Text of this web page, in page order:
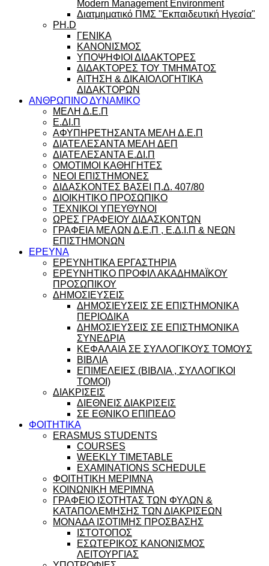
Modern Management Environment
Διατμηματικό ΠΜΣ "Εκπαιδευτική Ηγεσία"
PH.D
ΓΕΝΙΚΑ
ΚΑΝΟΝΙΣΜΟΣ
ΥΠΟΨΗΦΙΟΙ ΔΙΔΑΚΤΟΡΕΣ
ΔΙΔΑΚΤΟΡΕΣ ΤΟΥ ΤΜΗΜΑΤΟΣ
ΑΙΤΗΣΗ & ΔΙΚΑΙΟΛΟΓΗΤΙΚΑ
ΔΙΔΑΚΤΟΡΩΝ
ΑΝΘΡΩΠΙΝΟ ΔΥΝΑΜΙΚΟ
ΜΕΛΗ Δ.Ε.Π
Ε.ΔΙ.Π
ΑΦΥΠΗΡΕΤΗΣΑΝΤΑ ΜΕΛΗ Δ.Ε.Π
ΔΙΑΤΕΛΕΣΑΝΤΑ ΜΕΛΗ ΔΕΠ
ΔΙΑΤΕΛΕΣΑΝΤΑ Ε.ΔΙ.Π
ΟΜΟΤΙΜΟΙ ΚΑΘΗΓΗΤΕΣ
ΝΕΟΙ ΕΠΙΣΤΗΜΟΝΕΣ
ΔΙΔΑΣΚΟΝΤΕΣ ΒΑΣΕΙ Π.Δ. 407/80
ΔΙΟΙΚΗΤΙΚΟ ΠΡΟΣΩΠΙΚΟ
ΤΕΧΝΙΚΟΙ ΥΠΕΥΘΥΝΟΙ
ΩΡΕΣ ΓΡΑΦΕΙΟΥ ΔΙΔΑΣΚΟΝΤΩΝ
ΓΡΑΦΕΙΑ ΜΕΛΩΝ Δ.Ε.Π , Ε.Δ.Ι.Π & ΝΕΩΝ
ΕΠΙΣΤΗΜΟΝΩΝ
ΕΡΕΥΝΑ
ΕΡΕΥΝΗΤΙΚΑ ΕΡΓΑΣΤΗΡΙΑ
ΕΡΕΥΝΗΤΙΚΟ ΠΡΟΦΙΛ ΑΚΑΔΗΜΑΪΚΟΥ
ΠΡΟΣΩΠΙΚΟΥ
ΔΗΜΟΣΙΕΥΣΕΙΣ
ΔΗΜΟΣΙΕΥΣΕΙΣ ΣΕ ΕΠΙΣΤΗΜΟΝΙΚΑ
ΠΕΡΙΟΔΙΚΑ
ΔΗΜΟΣΙΕΥΣΕΙΣ ΣΕ ΕΠΙΣΤΗΜΟΝΙΚΑ
ΣΥΝΕΔΡΙΑ
ΚΕΦΑΛΑΙΑ ΣΕ ΣΥΛΛΟΓΙΚΟΥΣ ΤΟΜΟΥΣ
ΒΙΒΛΙΑ
ΕΠΙΜΕΛΕΙΕΣ (ΒΙΒΛΙΑ , ΣΥΛΛΟΓΙΚΟΙ
ΤΟΜΟΙ)
ΔΙΑΚΡΙΣΕΙΣ
ΔΙΕΘΝΕΙΣ ΔΙΑΚΡΙΣΕΙΣ
ΣΕ ΕΘΝΙΚΟ ΕΠΙΠΕΔΟ
ΦΟΙΤΗΤΙΚΑ
ERASMUS STUDENTS
COURSES
WEEKLY TIMETABLE
EXAMINATIONS SCHEDULE
ΦΟΙΤΗΤΙΚΗ ΜΕΡΙΜΝΑ
ΚΟΙΝΩΝΙΚΗ ΜΕΡΙΜΝΑ
ΓΡΑΦΕΙΟ ΙΣΟΤΗΤΑΣ ΤΩΝ ΦΥΛΩΝ &
ΚΑΤΑΠΟΛΕΜΗΣΗΣ ΤΩΝ ΔΙΑΚΡΙΣΕΩΝ
ΜΟΝΑΔΑ ΙΣΟΤΙΜΗΣ ΠΡΟΣΒΑΣΗΣ
ΙΣΤΟΤΟΠΟΣ
ΕΣΩΤΕΡΙΚΟΣ ΚΑΝΟΝΙΣΜΟΣ
ΛΕΙΤΟΥΡΓΙΑΣ